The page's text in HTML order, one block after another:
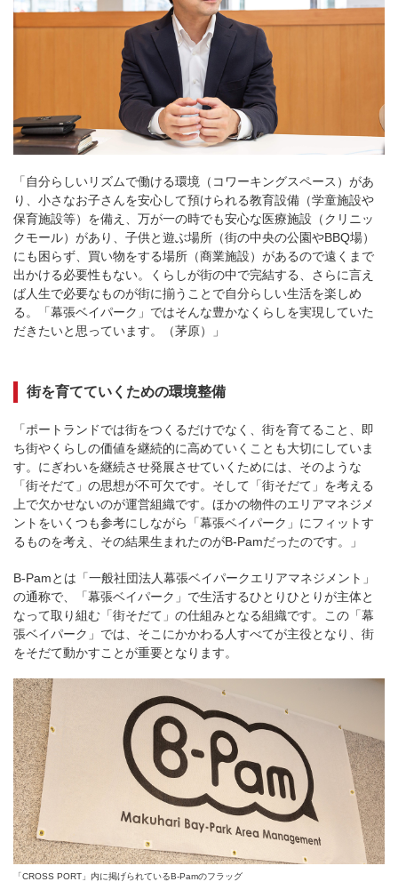
「自分らしいリズムで働ける環境（コワーキングスペース）があ
り、小さなお子さんを安心して預けられる教育設備（学童施設や
保育施設等）を備え、万が一の時でも安心な医療施設（クリニッ
クモール）があり、子供と遊ぶ場所（街の中央の公園やBBQ場）
にも困らず、買い物をする場所（商業施設）があるので遠くまで
出かける必要性もない。くらしが街の中で完結する、さらに言え
ば人生で必要なものが街に揃うことで自分らしい生活を楽しめ
る。「幕張ベイパーク」ではそんな豊かなくらしを実現していた
だきたいと思っています。（茅原）」
街を育てていくための環境整備
「ポートランドでは街をつくるだけでなく、街を育てること、即
ち街やくらしの価値を継続的に高めていくことも大切にしていま
す。にぎわいを継続させ発展させていくためには、そのような
「街そだて」の思想が不可欠です。そして「街そだて」を考える
上で欠かせないのが運営組織です。ほかの物件のエリアマネジメ
ントをいくつも参考にしながら「幕張ベイパーク」にフィットす
るものを考え、その結果生まれたのがB-Pamだったのです。」
B-Pamとは「一般社団法人幕張ベイパークエリアマネジメント」
の通称で、「幕張ベイパーク」で生活するひとりひとりが主体と
なって取り組む「街そだて」の仕組みとなる組織です。この「幕
張ベイパーク」では、そこにかかわる人すべてが主役となり、街
をそだて動かすことが重要となります。
「CROSS PORT」内に掲げられているB-Pamのフラッグ